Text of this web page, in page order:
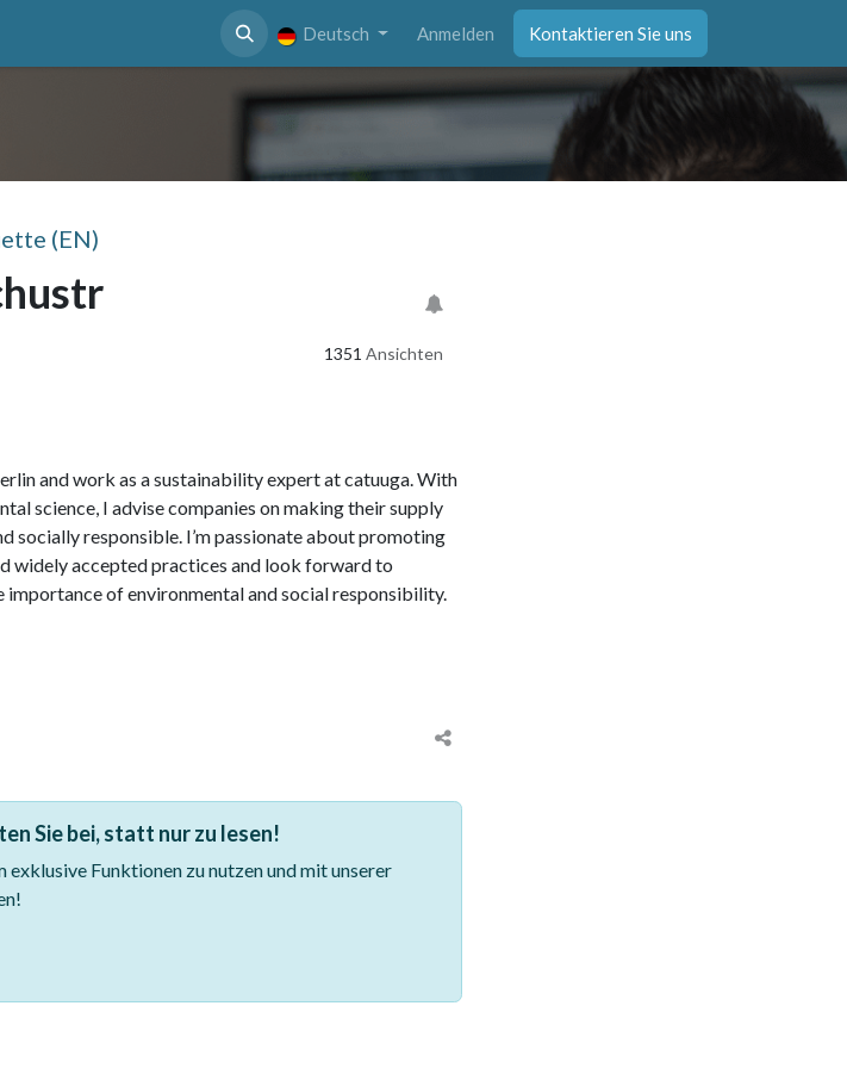
Deutsch Anmelden Kontaktieren Sie uns
(EN)
1351 Ansichten
and work as a sustainability expert at catuuga. With
science, I advise companies on making their supply
socially responsible. I’m passionate about promoting
widely accepted practices and look forward to
importance of environmental and social responsibility.
Sie bei, statt nur zu lesen!
exklusive Funktionen zu nutzen und mit unserer